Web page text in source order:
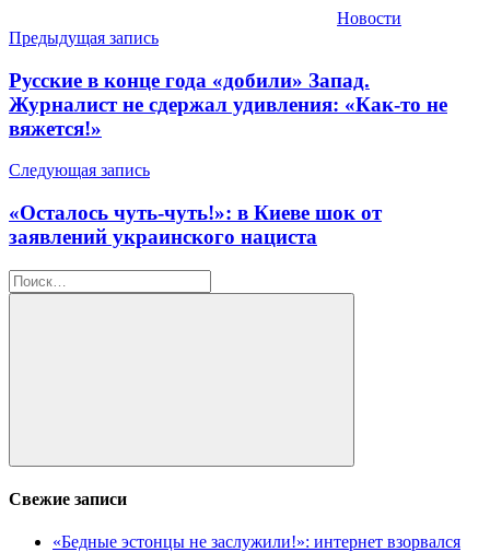
Новости
Навигация
по
записям
Предыдущая запись
Русские в конце года «добили» Запад.
Журналист не сдержал удивления: «Как-то не
вяжется!»
Следующая запись
«Осталось чуть-чуть!»: в Киеве шок от
заявлений украинского нациста
Найти:
Поиск
Свежие записи
«Бедные эстонцы не заслужили!»: интернет взорвался